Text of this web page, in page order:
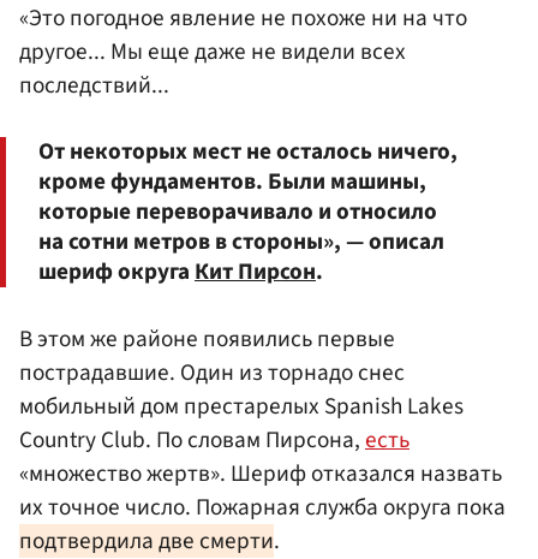
«Это погодное явление не похоже ни на что
другое... Мы еще даже не видели всех
последствий...
От некоторых мест не осталось ничего,
кроме фундаментов. Были машины,
которые переворачивало и относило
на сотни метров в стороны», — описал
шериф округаКит Пирсон.
В этом же районе появились первые
пострадавшие. Один из торнадо снес
мобильный дом престарелых Spanish Lakes
Country Club. По словам Пирсона,есть
«множество жертв». Шериф отказался назвать
их точное число. Пожарная служба округа пока
подтвердила две смерти.